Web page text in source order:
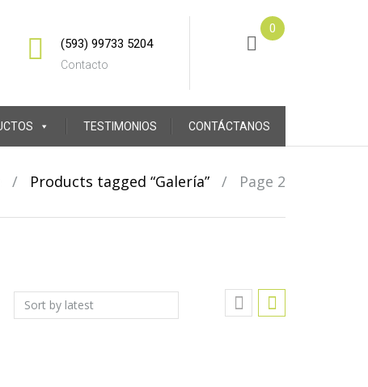
(593) 99733 5204
Contacto
0
TESTIMONIOS CONTÁCTANOS
/ Products tagged “Galería” / Page 2